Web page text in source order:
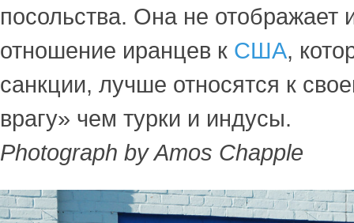
посольства. Она не отображает
отношение иранцев к США,
санкции, лучше относятся к
врагу» чем турки и индусы.
Photograph by Amos Chapple